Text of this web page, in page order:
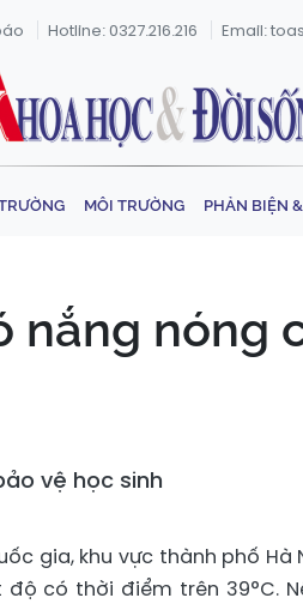
Hotline: 0327.216.216 Email:
MÔI TRƯỜNG PHẢN BIỆN
nắng nóng
vệ học sinh
gia, khu vực thành phố Hà
có thời điểm trên 39°C.